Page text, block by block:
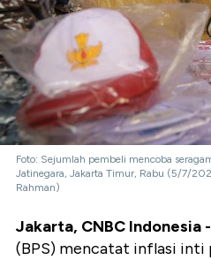
Foto: Sejumlah pembeli mencoba
Jatinegara, Jakarta Timur, Rabu (5/7/
Rahman)
Jakarta, CNBC Indonesia -
(BPS) mencatat inflasi inti